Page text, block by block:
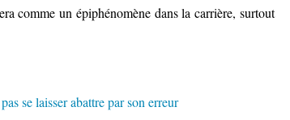
comme un épiphénomène dans la carrière, surtout